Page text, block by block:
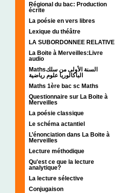
Régional du bac: Production
écrite
La poésie en vers libres
Lexique du théâtre
LA SUBORDONNEE RELATIVE
La Boite à Merveilles:Livre
audio
Mathsالسنة الأولى من سلك
الباكالوريا علوم رياضية
Maths 1ère bac sc Maths
Questionnaire sur La Boite à
Merveilles
La poésie classique
Le schéma actantiel
L’énonciation dans La Boite à
Merveilles
Lecture méthodique
Qu'est ce que la lecture
analytique?
La lecture sélective
Conjugaison